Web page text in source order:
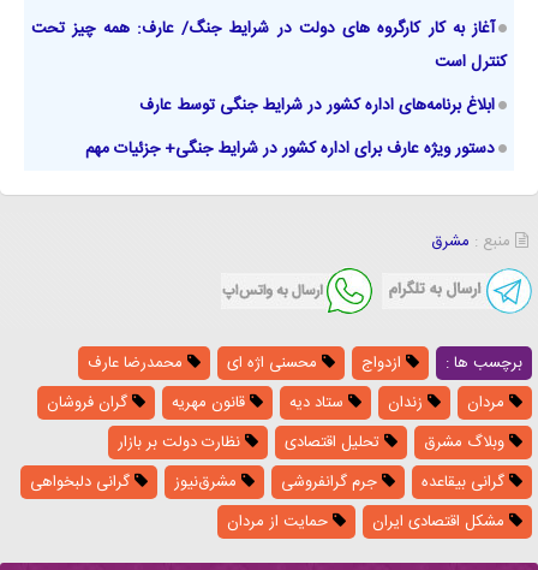
آغاز به کار کارگروه‌ های دولت در شرایط جنگ/ عارف: همه چیز تحت
کنترل است
ابلاغ برنامه‌های اداره کشور در شرایط جنگی توسط عارف
دستور ویژه عارف برای اداره کشور در شرایط جنگی+ جزئیات مهم
منبع : مشرق
برچسب ها : ازدواج محسنی اژه ای
محمدرضا عارف
مردان
زندان ستاد دیه قانون مهریه
گران فروشان
وبلاگ مشرق
تحلیل اقتصادی
نظارت دولت بر بازار
گرانی بیقاعده
جرم گرانفروشی مشرق‌نیوز
گرانی دلبخواهی
مشکل اقتصادی ایران
حمایت از مردان